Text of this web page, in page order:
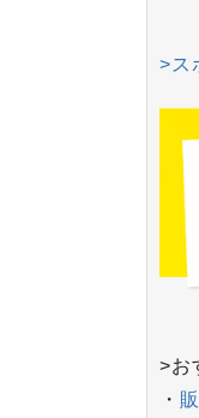
>ス
>お
・